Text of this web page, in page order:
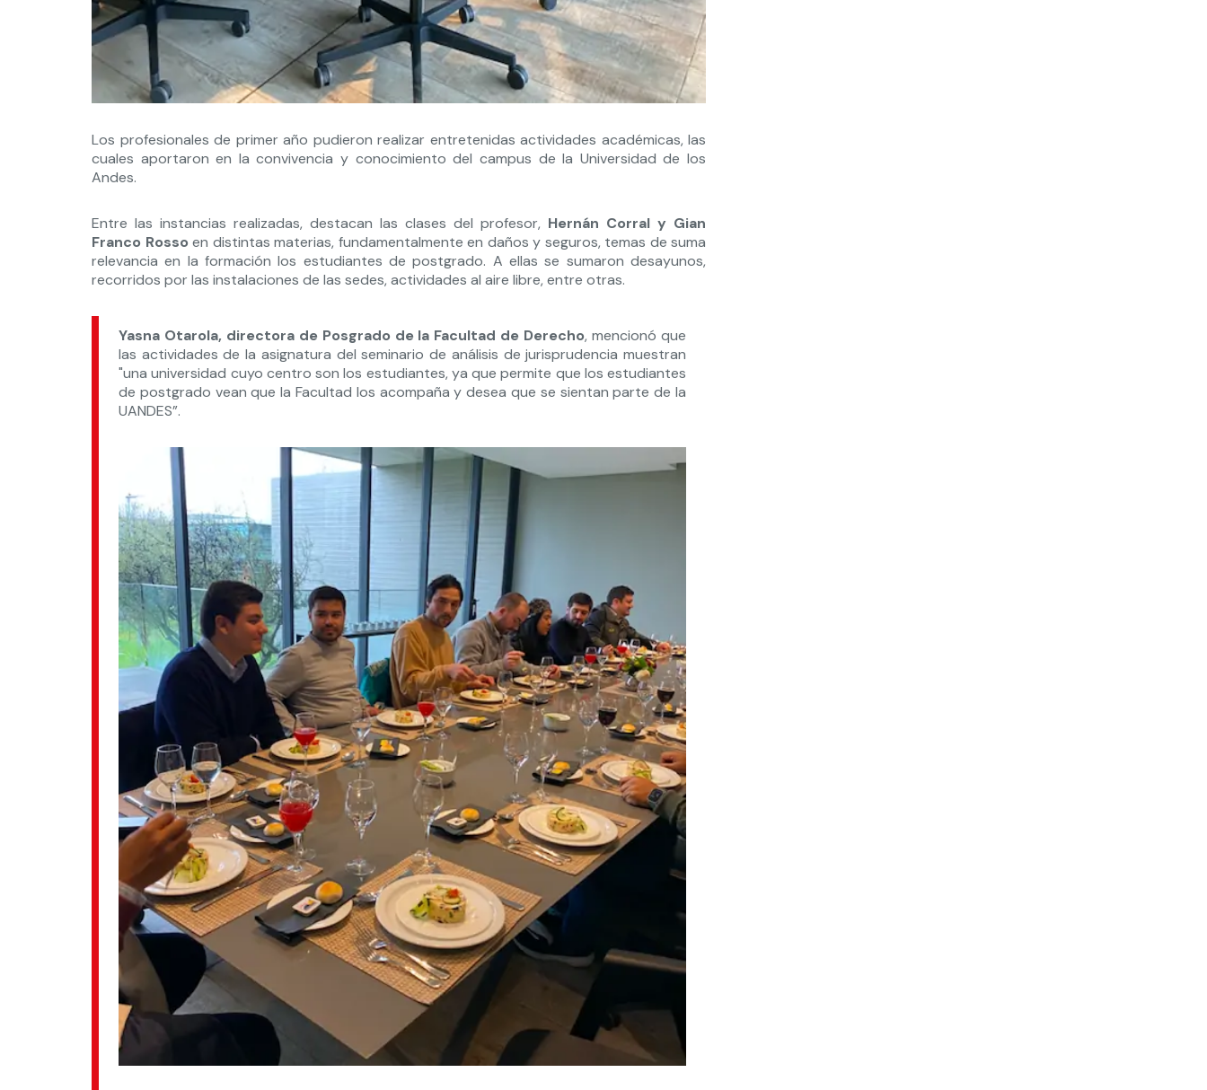
Los profesionales de primer año pudieron realizar entretenidas actividades académicas, las
cuales aportaron en la convivencia y conocimiento del campus de la Universidad de los
Andes.
Entre las instancias realizadas, destacan las clases del profesor, Hernán Corral y Gian
Franco Rosso en distintas materias, fundamentalmente en daños y seguros, temas de suma
relevancia en la formación los estudiantes de postgrado. A ellas se sumaron desayunos,
recorridos por las instalaciones de las sedes, actividades al aire libre, entre otras.
Yasna Otarola, directora de Posgrado de la Facultad de Derecho, mencionó que
las actividades de la asignatura del seminario de análisis de jurisprudencia muestran
"una universidad cuyo centro son los estudiantes, ya que permite que los estudiantes
de postgrado vean que la Facultad los acompaña y desea que se sientan parte de la
UANDES”.